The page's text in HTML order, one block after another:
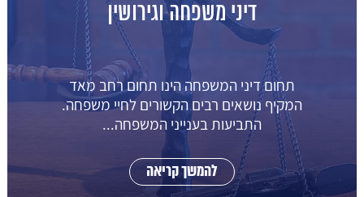
דיני משפחה וגירושין
תחום דיני המשפחה הינו תחום רחב מאד
המקיף נושאים רבים הקשורים לחיי משפחה.
התביעות בענייני המשפחה...
להמשך קריאה